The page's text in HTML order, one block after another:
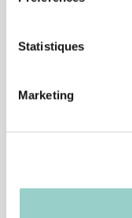
Statistiques
Marketing